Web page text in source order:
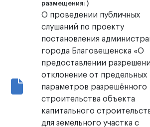
размещения: )
О проведении публичных
слушаний по проекту
постановления
города Благовещенска «О
предоставлении
отклонение от предельных
параметров разрешённого
строительства объекта
капитального
для земельного участка с